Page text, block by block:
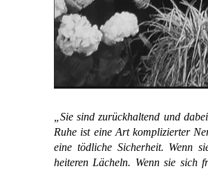
„Sie sind zurückhaltend und
Ruhe ist eine Art komplizierter
eine tödliche Sicherheit. Wenn
heiteren Lächeln. Wenn sie sich